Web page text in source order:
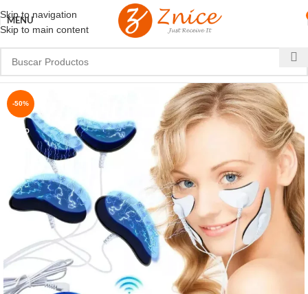
Skip to navigation
Skip to main content
MENU
-50%
NUEVO